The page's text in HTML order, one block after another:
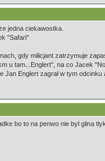
jedna ciekawostka.
"Safari"
gdy milicjant zatrzymuje
u tam...Englert", na co Jacek
Jan Englert zagrał w tym
bo to na penwo nie byl glina